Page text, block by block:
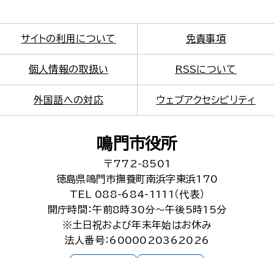
サイトの利用について 免責事項
個人情報の取扱い RSSについて
外国語への対応 ウェブアクセシビリティ
鳴門市役所
〒772-8501
徳島県鳴門市撫養町南浜字東浜170
TEL 088-684-1111（代表）
開庁時間：午前8時30分～午後5時15分
※土日祝および年末年始はお休み
法人番号：6000020362026